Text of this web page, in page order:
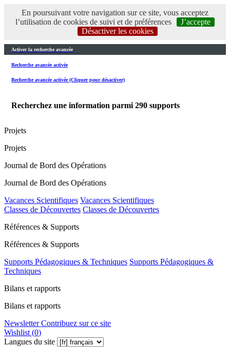
En poursuivant votre navigation sur ce site, vous acceptez
l’utilisation de cookies de suivi et de préférences
J’accepte
Désactiver les cookies
Activer la recherche avancée
Recherche avancée activée
Recherche avancée activée (Cliquer pour désactiver)
Recherchez une information parmi 290 supports
Projets
Projets
Journal de Bord des Opérations
Journal de Bord des Opérations
Vacances Scientifiques Vacances Scientifiques
Classes de Découvertes Classes de Découvertes
Références & Supports
Références & Supports
Supports Pédagogiques & Techniques Supports Pédagogiques &
Techniques
Bilans et rapports
Bilans et rapports
NewsletterContribuez sur ce site
Wishlist (0)
Langues du site